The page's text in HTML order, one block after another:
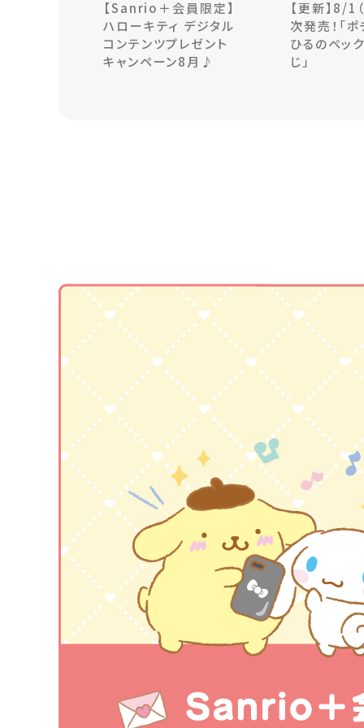
【Sanrio＋会員限定】
ハローキティ デジタル
コンテンツプレゼント
キャンペーン8月♪
【更新】8/1
次発売！「
ひるのペッ
じ」